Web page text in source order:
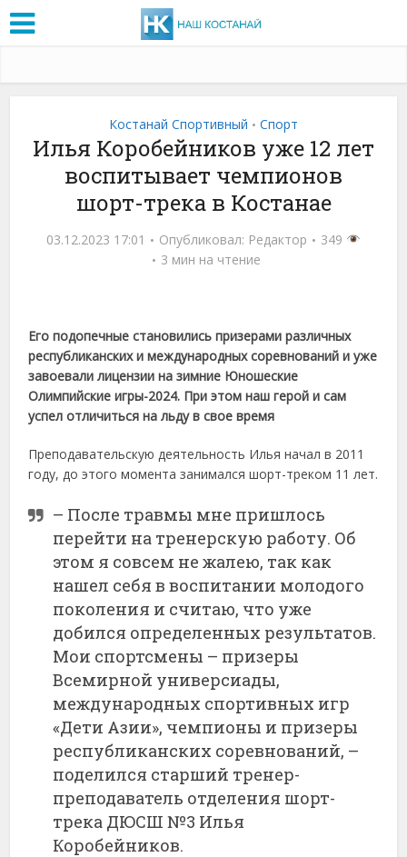
Костанай Спортивный • Спорт
Илья Коробейников уже 12 лет
воспитывает чемпионов
шорт-трека в Костанае
03.12.2023 17:01 Опубликовал: Редактор
349
3 мин на чтение
Его подопечные становились призерами различных
республиканских и международных соревнований и уже
завоевали лицензии на зимние Юношеские
Олимпийские игры-2024. При этом наш герой и сам
успел отличиться на льду в свое время
Преподавательскую деятельность Илья начал в 2011
году, до этого момента занимался шорт-треком 11 лет.
– После травмы мне пришлось
перейти на тренерскую работу. Об
этом я совсем не жалею, так как
нашел себя в воспитании молодого
поколения и считаю, что уже
добился определенных результатов.
Мои спортсмены – призеры
Всемирной универсиады,
международных спортивных игр
«Дети Азии», чемпионы и призеры
республиканских соревнований, –
поделился старший тренер-
преподаватель отделения шорт-
трека ДЮСШ №3 Илья
Коробейников.